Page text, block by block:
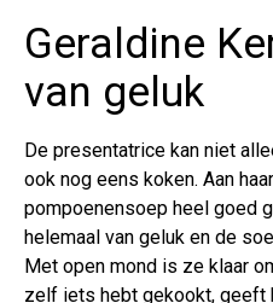
Geraldine
van geluk
De presentatrice kan niet
ook nog eens koken. Aan
pompoenensoep heel goed
helemaal van geluk en de
Met open mond is ze klaar
zelf iets hebt gekookt, geeft